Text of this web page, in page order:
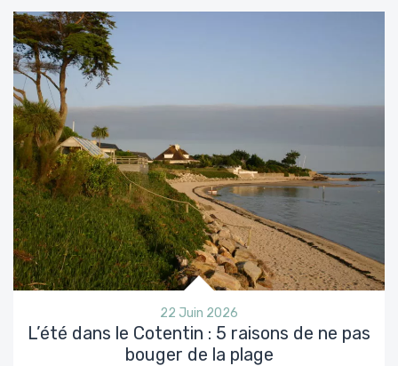
22 Juin 2026
L’été dans le Cotentin : 5 raisons de ne pas
bouger de la plage